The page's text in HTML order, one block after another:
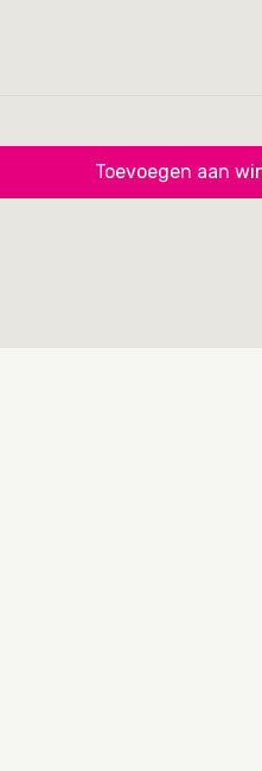
Toevoegen aan